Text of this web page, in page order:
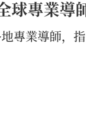
球專業導
專業導師，